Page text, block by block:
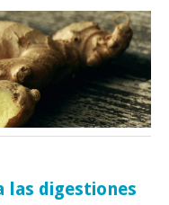
las digestiones